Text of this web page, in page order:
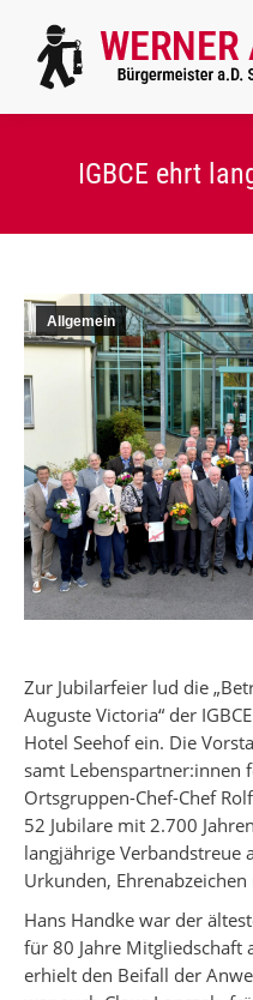
IGBCE ehrt
Allgemein
Zur Jubilarfeier lud die
Auguste Victoria“ der
Hotel Seehof ein. Die
samt Lebenspartner:innen
Ortsgruppen-Chef-Chef
52 Jubilare mit 2.700
langjährige Verbandstreue
Urkunden,
Hans Handke war der
für 80 Jahre Mitgliedschaft
erhielt den Beifall der